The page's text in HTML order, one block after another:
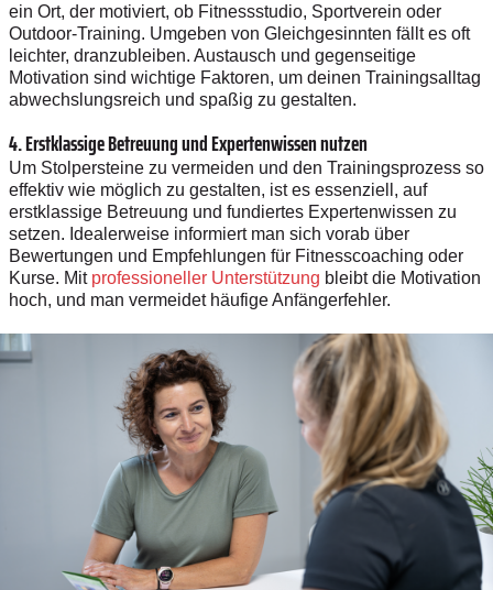
ein Ort, der motiviert, ob Fitnessstudio, Sportverein oder
Outdoor-Training. Umgeben von Gleichgesinnten fällt es oft
leichter, dranzubleiben. Austausch und gegenseitige
Motivation sind wichtige Faktoren, um deinen Trainingsalltag
abwechslungsreich und spaßig zu gestalten.
4. Erstklassige Betreuung und Expertenwissen nutzen
Um Stolpersteine zu vermeiden und den Trainingsprozess so
effektiv wie möglich zu gestalten, ist es essenziell, auf
erstklassige Betreuung und fundiertes Expertenwissen zu
setzen. Idealerweise informiert man sich vorab über
Bewertungen und Empfehlungen für Fitnesscoaching oder
Kurse. Mit professioneller Unterstützung bleibt die Motivation
hoch, und man vermeidet häufige Anfängerfehler.